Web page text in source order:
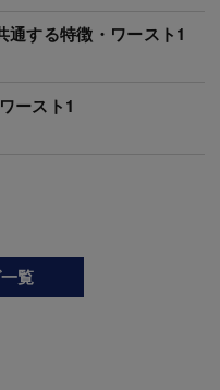
通する特徴・ワースト1
ースト1
覧